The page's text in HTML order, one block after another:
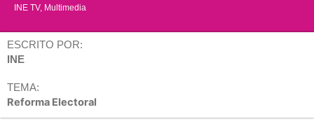
INE TV, Multimedia
ESCRITO POR:
INE
TEMA:
Reforma Electoral